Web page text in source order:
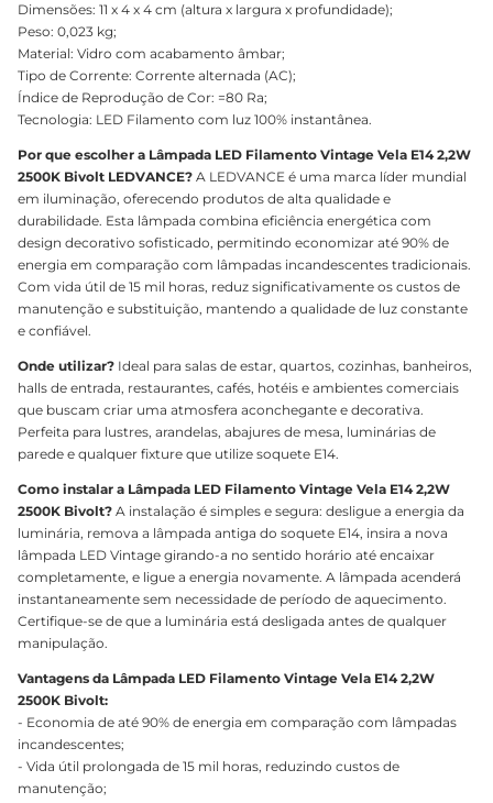
Dimensões: 11 x 4 x 4 cm (altura x largura x profundidade);
Peso: 0,023 kg;
Material: Vidro com acabamento âmbar;
Tipo de Corrente: Corrente alternada (AC);
Índice de Reprodução de Cor: =80 Ra;
Tecnologia: LED Filamento com luz 100% instantânea.
Por que escolher a Lâmpada LED Filamento Vintage Vela E14 2,2W
2500K Bivolt LEDVANCE? A LEDVANCE é uma marca líder mundial
em iluminação, oferecendo produtos de alta qualidade e
durabilidade. Esta lâmpada combina eficiência energética com
design decorativo sofisticado, permitindo economizar até 90% de
energia em comparação com lâmpadas incandescentes tradicionais.
Com vida útil de 15 mil horas, reduz significativamente os custos de
manutenção e substituição, mantendo a qualidade de luz constante
e confiável.
Onde utilizar? Ideal para salas de estar, quartos, cozinhas, banheiros,
halls de entrada, restaurantes, cafés, hotéis e ambientes comerciais
que buscam criar uma atmosfera aconchegante e decorativa.
Perfeita para lustres, arandelas, abajures de mesa, luminárias de
parede e qualquer fixture que utilize soquete E14.
Como instalar a Lâmpada LED Filamento Vintage Vela E14 2,2W
2500K Bivolt? A instalação é simples e segura: desligue a energia da
luminária, remova a lâmpada antiga do soquete E14, insira a nova
lâmpada LED Vintage girando-a no sentido horário até encaixar
completamente, e ligue a energia novamente. A lâmpada acenderá
instantaneamente sem necessidade de período de aquecimento.
Certifique-se de que a luminária está desligada antes de qualquer
manipulação.
Vantagens da Lâmpada LED Filamento Vintage Vela E14 2,2W
2500K Bivolt:
- Economia de até 90% de energia em comparação com lâmpadas
incandescentes;
- Vida útil prolongada de 15 mil horas, reduzindo custos de
manutenção;